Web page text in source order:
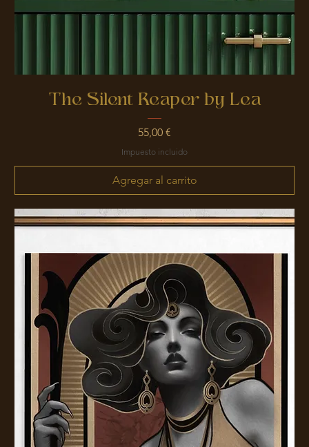
The Silent Reaper by Lea
Precio
55,00 €
Impuesto incluido
Agregar al carrito